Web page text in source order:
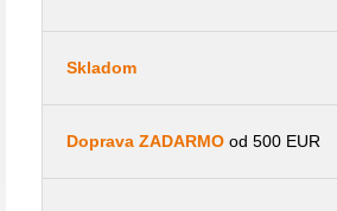
Skladom
Doprava ZADARMO od 500 EUR